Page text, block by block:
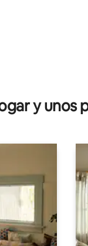
y unos